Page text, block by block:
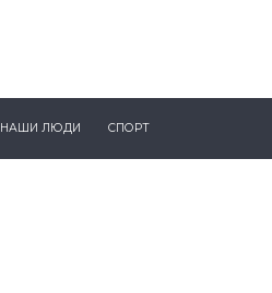
НАШИ ЛЮДИ СПОРТ